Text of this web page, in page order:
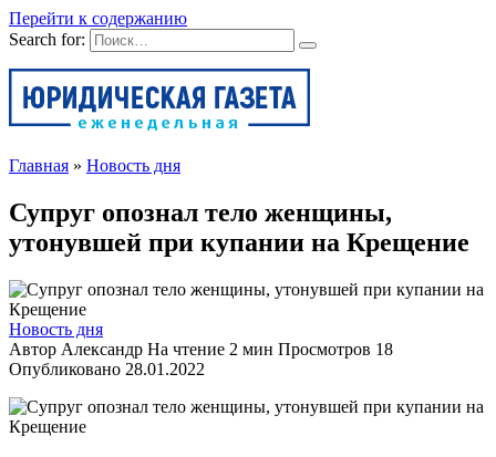
Перейти к содержанию
Search for:
Главная » Новость дня
Супруг опознал тело женщины,
утонувшей при купании на Крещение
Новость дня
Автор Александр На чтение 2 мин Просмотров 18
Опубликовано 28.01.2022